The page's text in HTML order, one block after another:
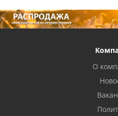
О